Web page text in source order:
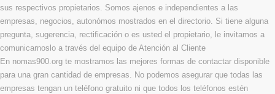
sus respectivos propietarios. Somos ajenos e independientes a las
empresas, negocios, autonómos mostrados en el directorio. Si tiene alguna
pregunta, sugerencia, rectificación o es usted el propietario, le invitamos a
comunicarnoslo a través del equipo de Atención al Cliente
En nomas900.org te mostramos las mejores formas de contactar disponible
para una gran cantidad de empresas. No podemos asegurar que todas las
empresas tengan un teléfono gratuito ni que todos los teléfonos estén